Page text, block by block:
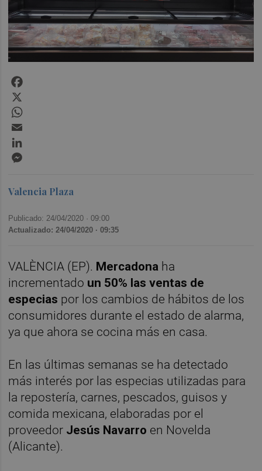
Valencia Plaza
Publicado: 24/04/2020 ·09:00
Actualizado: 24/04/2020 · 09:35
VALÈNCIA (EP). Mercadona ha
incrementado un 50% las ventas de
especias por los cambios de hábitos de los
consumidores durante el estado de alarma,
ya que ahora se cocina más en casa.
En las últimas semanas se ha detectado
más interés por las especias utilizadas para
la repostería, carnes, pescados, guisos y
comida mexicana, elaboradas por el
proveedor Jesús Navarro en Novelda
(Alicante).